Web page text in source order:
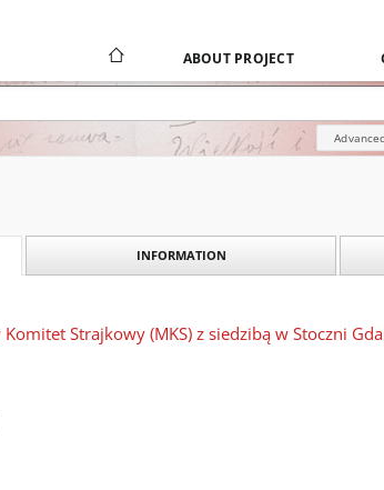
ABOUT PROJECT
INFORMATION
Strajkowy (MKS) z siedzibą w Stoczni